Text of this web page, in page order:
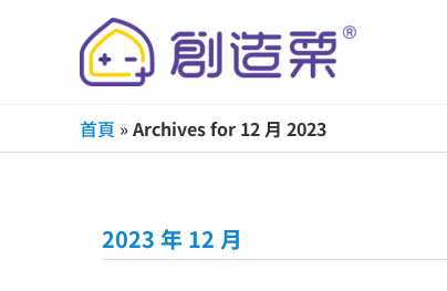
首頁 »Archives for 12 月 2023
2023 年 12 月